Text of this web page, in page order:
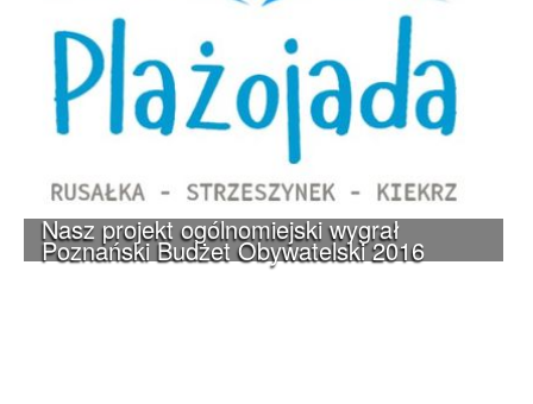
Nasz projekt ogólnomiejski wygrał
Poznański Budżet Obywatelski 2016